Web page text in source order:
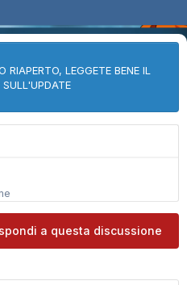
RIAPERTO, LEGGETE BENE IL
a questa discussione